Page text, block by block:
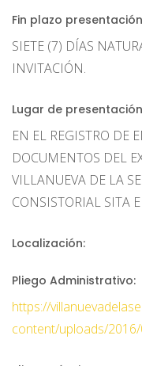
Fin plazo
SIETE (7) DÍAS
INVITACIÓN.
Lugar de
EN EL REGISTRO DE
DOCUMENTOS DEL
VILLANUEVA DE LA
CONSISTORIAL SITA
Localización:
Pliego Administrativo:
https://
content/uploads/